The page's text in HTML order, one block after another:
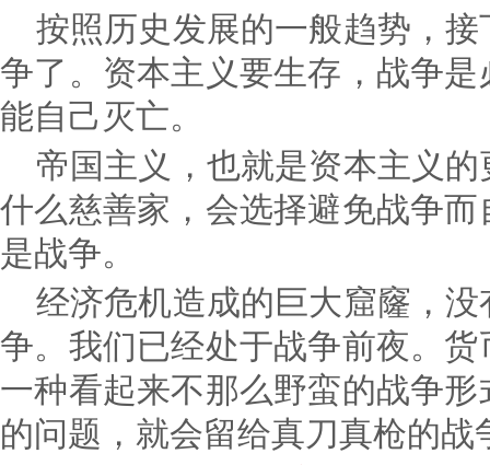
按照历史发展的一般趋势，接
争了。资本主义要生存，战争
能自己灭亡。
帝国主义，也就是资本主义的
什么慈善家，会选择避免战争
是战争。
经济危机造成的巨大窟窿，没
争。我们已经处于战争前夜。
一种看起来不那么野蛮的战争
的问题，就会留给真刀真枪的战